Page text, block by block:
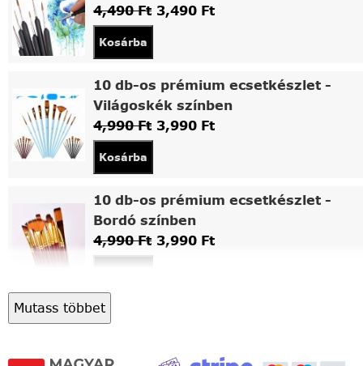
4,490Ft 3,490 Ft
Kosárba
10 db-os prémium ecsetkészlet -
Világoskék színben
4,990Ft 3,990 Ft
Kosárba
10 db-os prémium ecsetkészlet -
Bordó színben
4,990Ft 3,990 Ft
Asztali fa festőállvány
Mutass többet